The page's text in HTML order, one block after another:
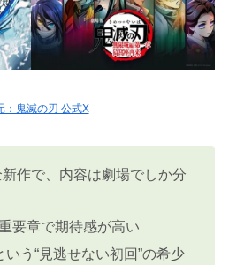
：鬼滅の刃 公式X
作で、内容は劇場でしか分
要章で期待感が高い
う“見逃せない初回”の希少